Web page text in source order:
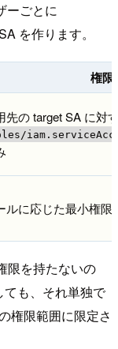
ーごとに
を作ります。
権限
先の target SA に対
ルに応じた最小権限
限を持たないの
も、それ単独で
権限範囲に限定さ